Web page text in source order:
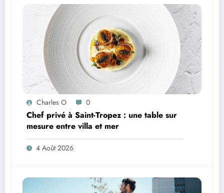
Charles O 0
Chef privé à Saint-Tropez : une table sur
mesure entre villa et mer
4 Août 2026